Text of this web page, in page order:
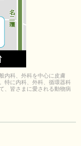
内科、外科を中心に皮膚
特に内科、外科、循環器科
、皆さまに愛される動物病